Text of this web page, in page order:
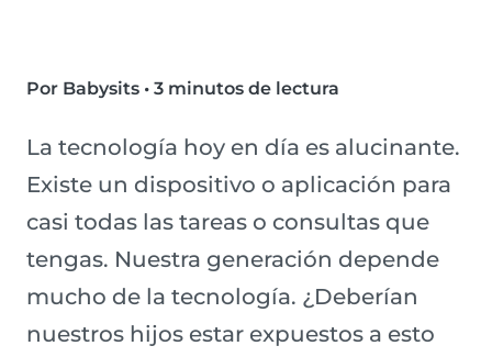
Por Babysits • 3 minutos de lectura
La tecnología hoy en día es alucinante.
Existe un dispositivo o aplicación para
casi todas las tareas o consultas que
tengas. Nuestra generación depende
mucho de la tecnología. ¿Deberían
nuestros hijos estar expuestos a esto